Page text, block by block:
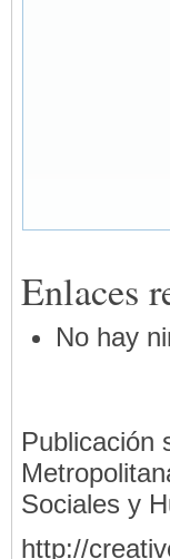
Enlaces
No hay
Publicación
Sociales y
http://